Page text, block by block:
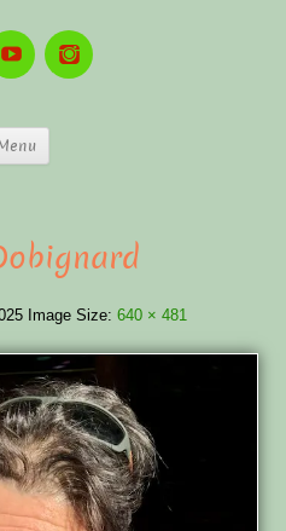
Image Size: 640 × 481